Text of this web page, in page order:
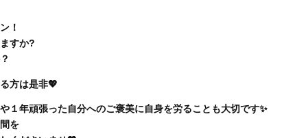
！
すか?
方は是非💖
１年頑張った自分へのご褒美に自身を労ることも大切です✨
を